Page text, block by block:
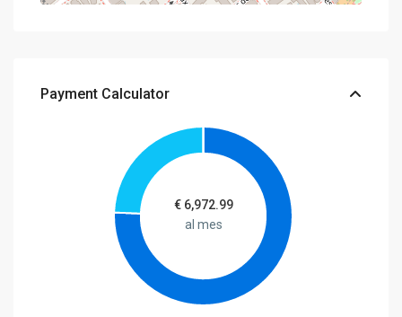
Payment Calculator
€ 6,972.99
al mes